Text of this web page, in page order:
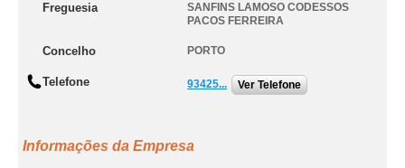
Freguesia
SANFINS LAMOSO CODESSOS
PACOS FERREIRA
Concelho PORTO
Telefone 93425... Ver Telefone
Informações da Empresa